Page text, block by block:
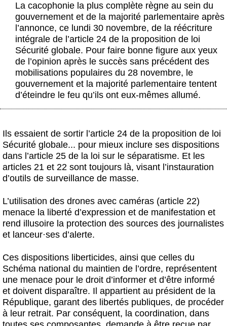
La cacophonie la plus complète règne au sein du
gouvernement et de la majorité parlementaire après
l’annonce, ce lundi 30 novembre, de la réécriture
intégrale de l’article 24 de la proposition de loi
Sécurité globale. Pour faire bonne figure aux yeux
de l’opinion après le succès sans précédent des
mobilisations populaires du 28 novembre, le
gouvernement et la majorité parlementaire tentent
d’éteindre le feu qu’ils ont eux-mêmes allumé.
Ils essaient de sortir l’article 24 de la proposition de loi
Sécurité globale... pour mieux inclure ses dispositions
dans l’article 25 de la loi sur le séparatisme. Et les
articles 21 et 22 sont toujours là, visant l’instauration
d’outils de surveillance de masse.
L’utilisation des drones avec caméras (article 22)
menace la liberté d’expression et de manifestation et
rend illusoire la protection des sources des journalistes
et lanceur·ses d’alerte.
Ces dispositions liberticides, ainsi que celles du
Schéma national du maintien de l’ordre, représentent
une menace pour le droit d’informer et d’être informé
et doivent disparaître. Il appartient au président de la
République, garant des libertés publiques, de procéder
à leur retrait. Par conséquent, la coordination, dans